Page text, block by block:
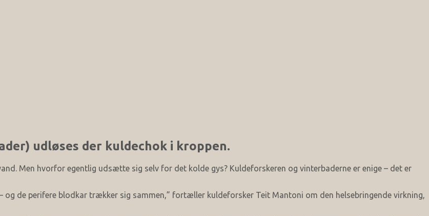
udløses der kuldechok i kroppen.
Men hvorfor egentlig udsætte sig selv for det kolde gys? Kuldeforskeren og vinterbaderne er enige – det er
de perifere blodkar trækker sig sammen,” fortæller kuldeforsker Teit Mantoni om den helsebringende virkning,